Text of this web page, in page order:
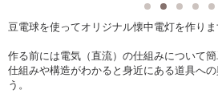
豆電球を使ってオリジナル懐中電灯を作りま
作る前には電気（直流）の仕組みについて簡
仕組みや構造がわかると身近にある道具へ
う。